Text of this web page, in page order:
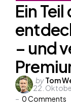
Ein
– und
Posted
by
byTom
22.
0Comments